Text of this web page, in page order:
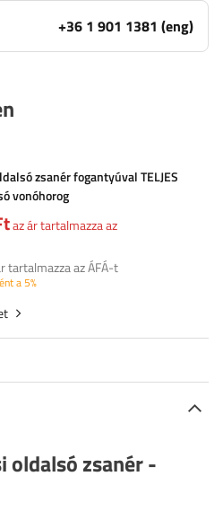
+36 1 901 1381 (eng)
zsanér fogantyúval TELJES
vonóhorog
az ár tartalmazza az
tartalmazza az ÁFÁ-t
a 5%
zsanér -